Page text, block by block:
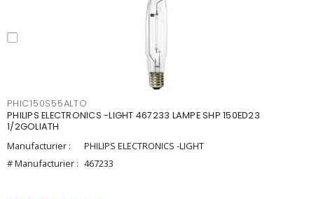
PHIC150S55ALTO
PHILIPS ELECTRONICS -LIGHT 467233 LAMPE SHP 150ED23
1/2GOLIATH
Manufacturier :
PHILIPS ELECTRONICS -LIGHT
# Manufacturier : 467233